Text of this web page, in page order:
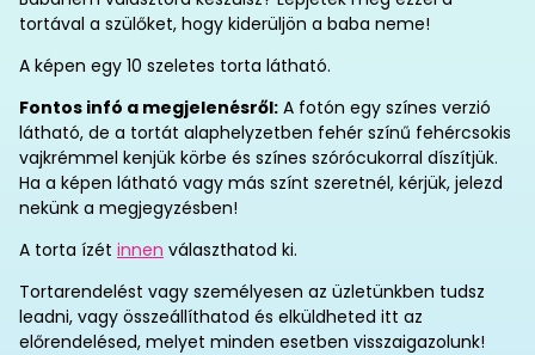
tortával a szülőket, hogy kiderüljön a baba neme!
A képen egy 10 szeletes torta látható.
Fontos infó a megjelenésről: A fotón egy színes verzió
látható, de a tortát alaphelyzetben fehér színű fehércsokis
vajkrémmel kenjük körbe és színes szórócukorral díszítjük.
Ha a képen látható vagy más színt szeretnél, kérjük, jelezd
nekünk a megjegyzésben!
A torta ízét innen választhatod ki.
Tortarendelést vagy személyesen az üzletünkben tudsz
leadni, vagy összeállíthatod és elküldheted itt az
előrendelésed, melyet minden esetben visszaigazolunk!